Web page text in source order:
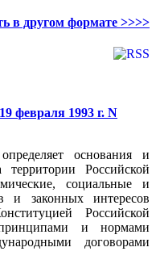
в другом формате >>>>
февраля 1993 г. N
основания и
Российской
социальные и
и законных интересов
Российской
и нормами
договорами